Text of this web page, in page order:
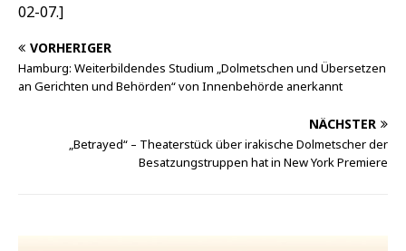
02-07.]
VORHERIGER
Hamburg: Weiterbildendes Studium „Dolmetschen und Übersetzen
an Gerichten und Behörden“ von Innenbehörde anerkannt
NÄCHSTER
„Betrayed“ – Theaterstück über irakische Dolmetscher der
Besatzungstruppen hat in New York Premiere